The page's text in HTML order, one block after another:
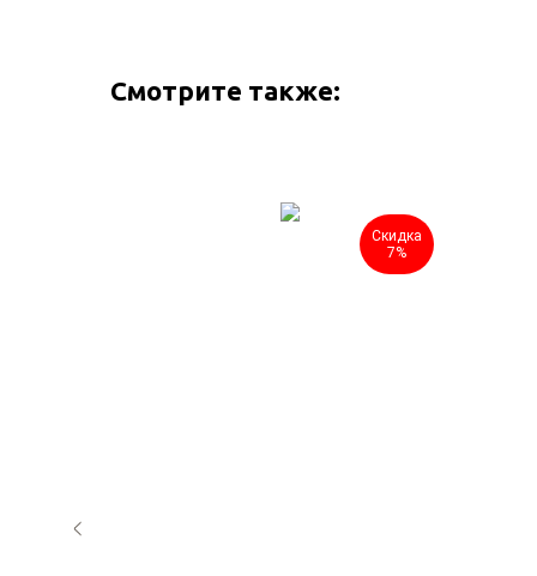
Смотрите также:
Скидка
7%